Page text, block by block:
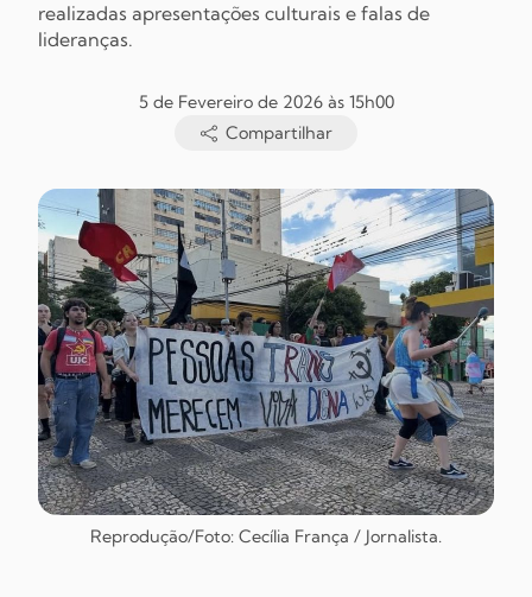
realizadas apresentações culturais e falas de
lideranças.
5 de Fevereiro de 2026 às 15h00
Compartilhar
Reprodução/Foto: Cecília França / Jornalista.